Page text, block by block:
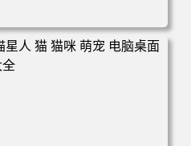
迪狐尼克 4K 电脑壁纸 3840x2
载 壁纸大全